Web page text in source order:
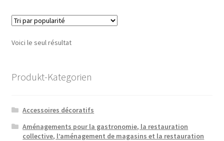
Voici le seul résultat
Produkt-Kategorien
Accessoires décoratifs
Aménagements pour la gastronomie, la restauration
collective, l’aménagement de magasins et la restauration